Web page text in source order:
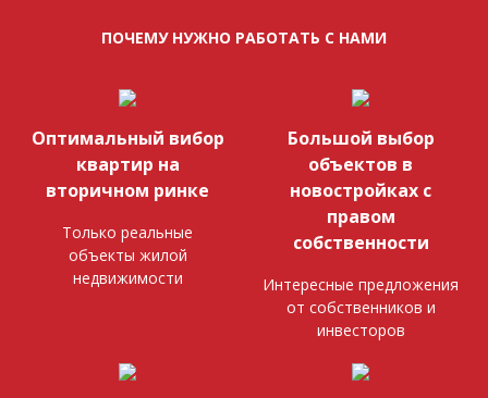
ПОЧЕМУ НУЖНО РАБОТАТЬ С НАМИ
Оптимальный вибор
квартир на
вторичном ринке
Только реальные
объекты жилой
недвижимости
Большой выбор
объектов в
новостройках с
правом
собственности
Интересные предложения
от собственников и
инвесторов